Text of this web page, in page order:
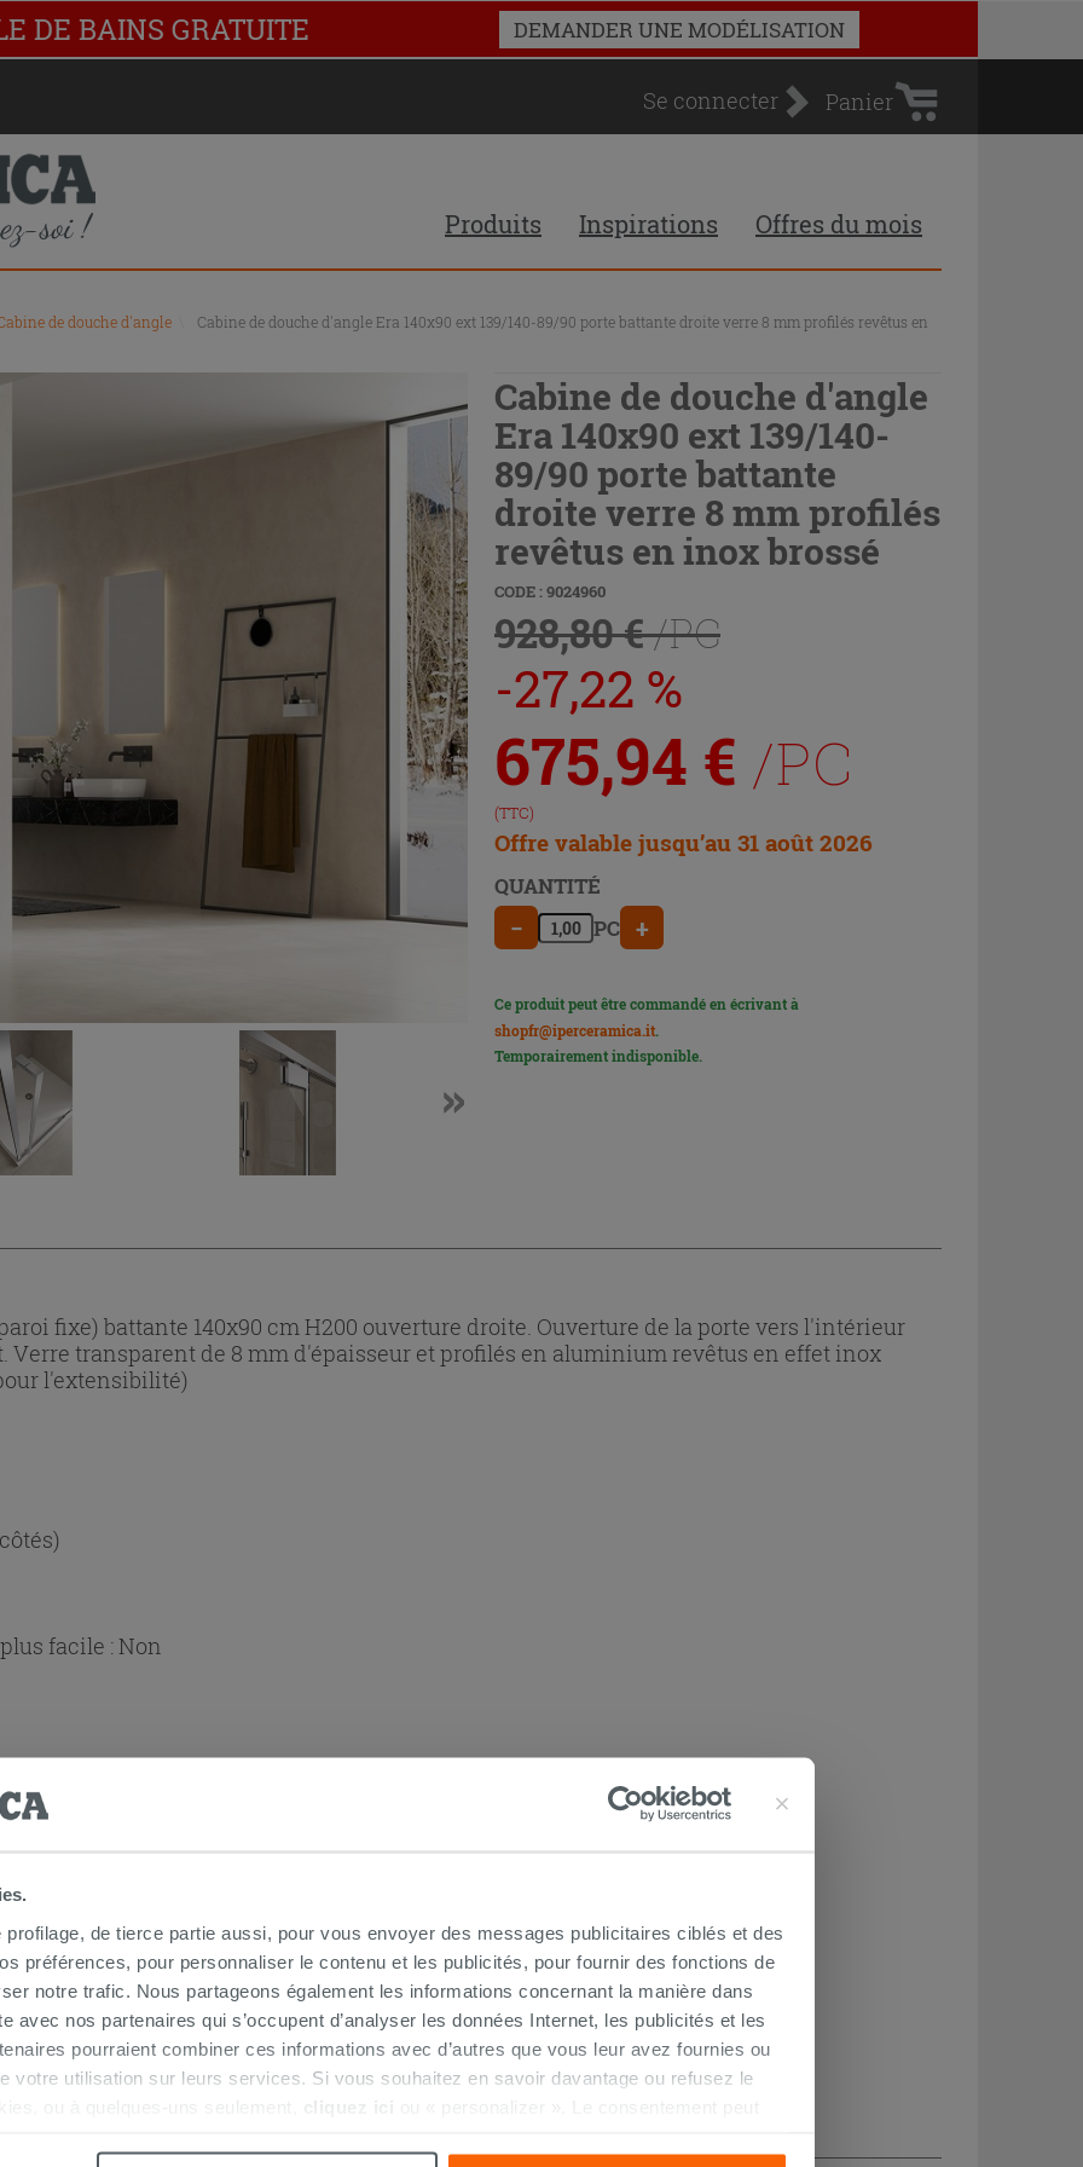
de tierce partie aussi, pour vous envoyer des messages publicitaires ciblés et des
préférences, pour personnaliser le contenu et les publicités, pour fournir des fonctions de
notre trafic. Nous partageons également les informations concernant la manière dans
avec nos partenaires qui s’occupent d’analyser les données Internet, les publicités et les
pourraient combiner ces informations avec d’autres que vous leur avez fournies ou
votre utilisation sur leurs services. Si vous souhaitez en savoir davantage ou refusez le
ou à quelques-uns seulement,
cliquez ici ou « personalizer ». Le consentement peut
DE BAINS GRATUITE DEMANDER UNE MODÉLISATION
Se connecter
Panier
d'achat
Panier
Produits Inspirations Offres du mois
de douche d'angle
Cabine de douche d'angle Era 140x90 ext 139/140-89/90 porte battante droite verre 8 mm profilés revêtus en
Cabine de douche d'angle
Era 140x90 ext 139/140-
89/90 porte battante
droite verre 8 mm profilés
revêtus en inox brossé
CODE : 9024960
928,80 €/PC
-27,22 %
675,94 € /PC
(TTC)
Offre valable jusqu’au 31 août 2026
QUANTITÉ
− PC +
Ce produit peut être commandé en écrivant à
shopfr@iperceramica.it.
Temporairement indisponible.
fixe) battante 140x90 cm H200 ouverture droite. Ouverture de la porte vers l'intérieur
transparent de 8 mm d'épaisseur et profilés en aluminium revêtus en effet inox
l'extensibilité)
facile :Non
douche d'angle